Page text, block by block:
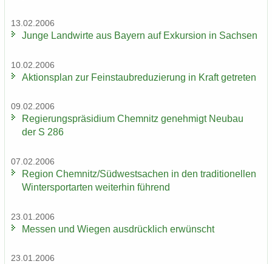
13.02.2006
Junge Land­wir­te aus Bay­ern auf Ex­kur­si­on in Sach­sen
10.02.2006
Ak­ti­ons­plan zur Fein­staub­re­du­zie­rung in Kraft ge­tre­ten
09.02.2006
Re­gie­rungs­prä­si­di­um Chem­nitz ge­neh­migt Neu­bau
der S 286
07.02.2006
Re­gi­on Chem­nitz/Süd­west­sa­chen in den tra­di­tio­nel­len
Win­ter­sport­ar­ten wei­ter­hin füh­rend
23.01.2006
Mes­sen und Wie­gen aus­drück­lich er­wünscht
23.01.2006